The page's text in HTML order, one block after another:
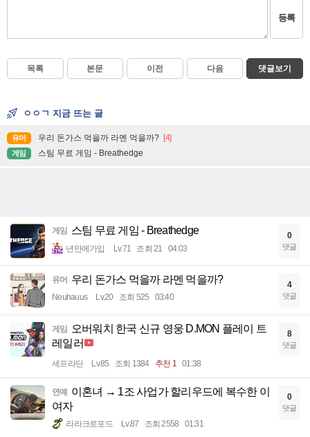
등록
목록 본문 이전 다음 댓글보기
ㅇㅇㄱ 지금 뜨는 글
유머 우리 돈가스 먹을까 라멘 먹을까? [4]
게임 스팀 무료 게임 - Breathedge
게임 스팀 무료 게임 - Breathedge
년만에가입 Lv.71 조회 21 04:03
0
댓글
유머 우리 돈가스 먹을까 라멘 먹을까?
Neuhauus Lv.20 조회 525 03:40
4
댓글
게임
오버워치 한국 신규 영웅 D.MON 플레이 트
레일러
세프라딘 Lv.85 조회 1384 추천 1 01:38
8
댓글
연예
이혼녀 → 1조 사업가 할리우드에 복수한 이
여자
라라크로포드 Lv.87 조회 2558 01:31
0
댓글